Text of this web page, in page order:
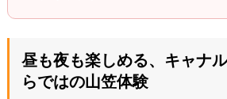
昼も夜も楽しめる、キャナ
らではの山笠体験